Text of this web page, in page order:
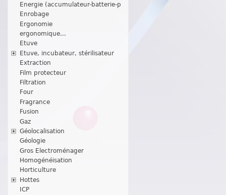
Energie (accumulateur-batterie-p
Enrobage
Ergonomie
ergonomique...
Etuve
Etuve, incubateur, stérilisateur
Extraction
Film protecteur
Filtration
Four
Fragrance
Fusion
Gaz
Géolocalisation
Géologie
Gros Electroménager
Homogénéisation
Horticulture
Hottes
ICP